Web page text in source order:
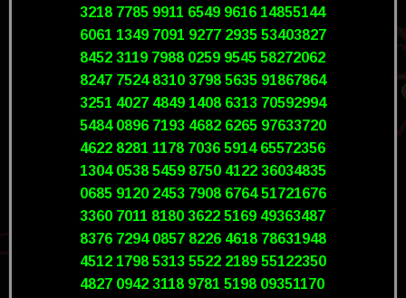
3218 7785 9911 6549 9616 14855144
6061 1349 7091 9277 2935 53403827
8452 3119 7988 0259 9545 58272062
8247 7524 8310 3798 5635 91867864
3251 4027 4849 1408 6313 70592994
5484 0896 7193 4682 6265 97633720
4622 8281 1178 7036 5914 65572356
1304 0538 5459 8750 4122 36034835
0685 9120 2453 7908 6764 51721676
3360 7011 8180 3622 5169 49363487
8376 7294 0857 8226 4618 78631948
4512 1798 5313 5522 2189 55122350
4827 0942 3118 9781 5198 09351170